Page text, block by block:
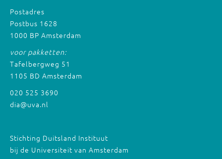
Postadres
Postbus 1628
1000 BP Amsterdam
voor pakketten:
Tafelbergweg 51
1105 BD Amsterdam
020 525 3690
dia@uva.nl
Stichting Duitsland Instituut
bij de Universiteit van Amsterdam